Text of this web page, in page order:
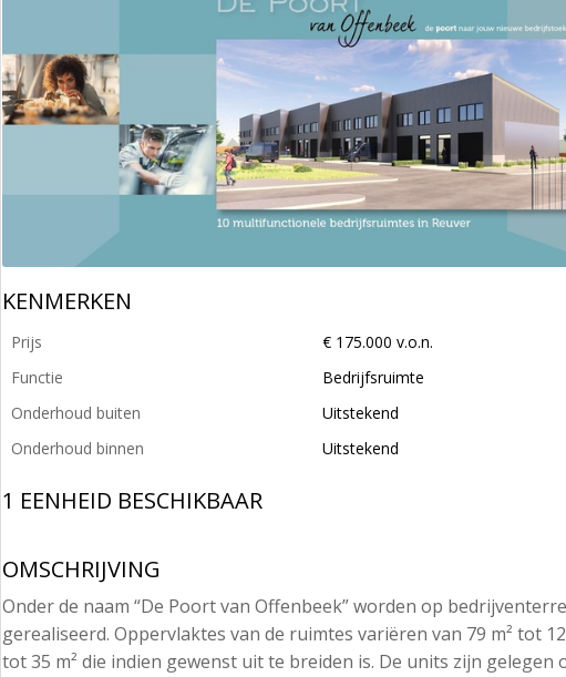
Registreren
KENMERKEN
Prijs
€ 175.000 v.o.n.
Functie
Bedrijfsruimte
Onderhoud buiten
Uitstekend
Onderhoud binnen
Uitstekend
1 EENHEID BESCHIKBAAR
OMSCHRIJVING
Onder de naam “De Poort van Offenbeek” worden op
gerealiseerd. Oppervlaktes van de ruimtes variëren van 79 m² tot
tot 35 m² die indien gewenst uit te breiden is. De units zijn